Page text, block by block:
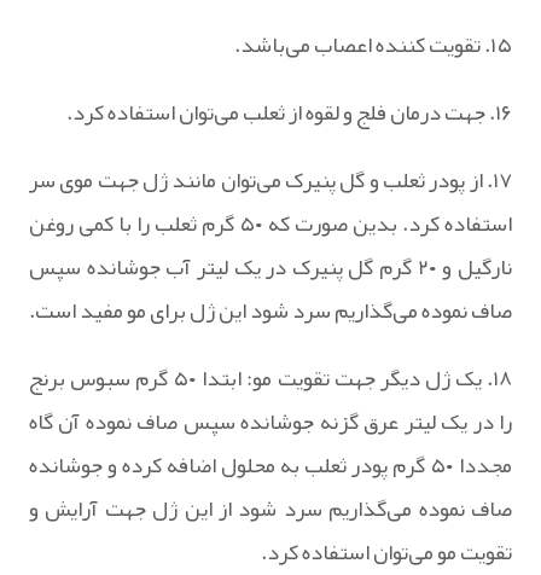
۱۵. تقویت کننده اعصاب می‌باشد.
۱۶. جهت درمان فلج و لقوه از ثعلب می‌توان استفاده کرد.
۱۷. از پودر ثعلب و گل پنیرک می‌توان مانند ژل جهت موی سر
استفاده کرد. بدین صورت که ۵۰ گرم ثعلب را با کمی روغن
نارگیل و ۲۰ گرم گل پنیرک در یک لیتر آب جوشانده سپس
صاف نموده می‌گذاریم سرد شود این ژل برای مو مفید است.
۱۸. یک ژل دیگر جهت تقویت مو: ابتدا ۵۰ گرم سبوس برنج
را در یک لیتر عرق گزنه جوشانده سپس صاف نموده آن گاه
مجددا ۵۰ گرم پودر ثعلب به محلول اضافه کرده و جوشانده
صاف نموده می‌گذاریم سرد شود از این ژل جهت آرایش و
تقویت مو می‌توان استفاده کرد.